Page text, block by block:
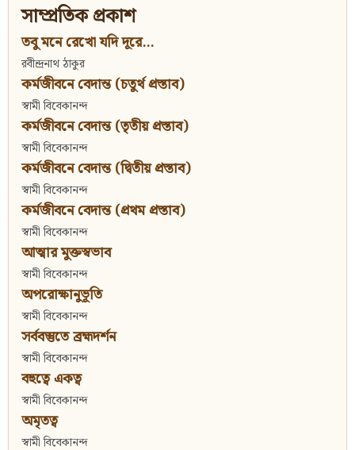
সাম্প্রতিক প্রকাশ
তবু মনে রেখো যদি দূরে...
রবীন্দ্রনাথ ঠাকুর
কর্মজীবনে বেদান্ত (চতুর্থ প্রস্তাব)
স্বামী বিবেকানন্দ
কর্মজীবনে বেদান্ত (তৃতীয় প্রস্তাব)
স্বামী বিবেকানন্দ
কর্মজীবনে বেদান্ত (দ্বিতীয় প্রস্তাব)
স্বামী বিবেকানন্দ
কর্মজীবনে বেদান্ত (প্রথম প্রস্তাব)
স্বামী বিবেকানন্দ
আত্মার মুক্তস্বভাব
স্বামী বিবেকানন্দ
অপরোক্ষানুভূতি
স্বামী বিবেকানন্দ
সর্ববস্তুতে ব্রহ্মদর্শন
স্বামী বিবেকানন্দ
বহুত্বে একত্ব
স্বামী বিবেকানন্দ
অমৃতত্ব
স্বামী বিবেকানন্দ